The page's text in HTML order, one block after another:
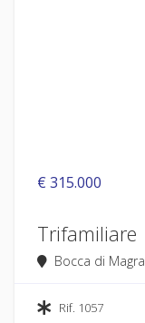
€ 315.000
Trifamiliare
Bocca di Magra
Rif. 1057